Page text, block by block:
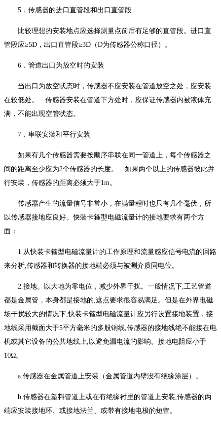
5．传感器的进口直管段和出口直管段
比较理想的安装地点应选择测量点前后有足够的直管段。进口直
管段应≥5D，出口直管段≥3D（D为传感器公称口径）。
6．管道出口为放空时的安装
当出口为放空状态时，传感器不应安装在管道放空之处，应安装
在较低处。 传感器安装在管道下方处时，应保证传感器内被液体充
满，不能出现空管状态。
7．串联安装和平行安装
如果有几个传感器需要按顺序串联在同一管道上，每个传感器之
间的距离至少应为2个传感器的长度。 如果两个以上的传感器彼此并
行安装，传感器的距离必须大于1m。
传感器产生的流量信号非常小，在满量程时也只有几个毫伏，所
以传感器接地应良好。快装卡箍型电磁流量计的接地要求有两个方
面：
1.从快装卡箍型电磁流量计的工作原理和流量感应信号电流的回路
来分析,传感器和转换器的接地端必须与被测介质同电位。
2.接地。以大地为零电位，减少外界干扰。一般情况下,工艺管道
都是金属管，本身都是接地的,这点要求很容易满足。但是在外界电磁
场干扰较大的情况下,快装卡箍型电磁流量计应另行设置接地装置，接
地线采用截面大于5平方毫米的多股铜线,传感器的接地线绝不能接在电
机或其它设备的公共地线上,以避免漏电流的影响。接地电阻应小于
10Ω。
a.传感器在金属管道上安装（金属管道内壁没有绝缘涂层）。
b.传感器在塑料管道上或在有绝缘衬里的管道上安装,传感器的两
端应安装接地环、或接地法兰、或带有接地电极的短管。